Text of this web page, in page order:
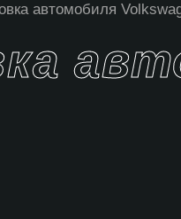
автомобиля